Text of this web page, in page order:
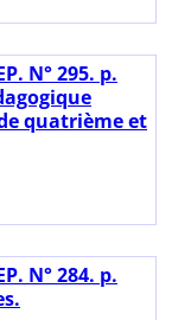
N° 295. p.
quatrième et
N° 284. p.